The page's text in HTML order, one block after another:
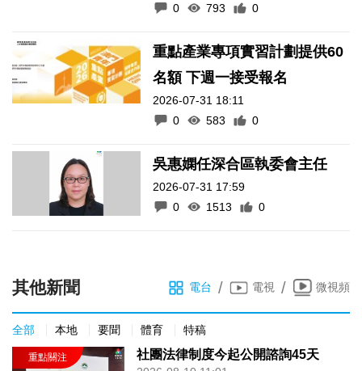
0
793 0
重點產業專項實習計劃提供60
名額 下週一接受報名
2026-07-31 18:11
0
583 0
吳惠嫻任深合區執委會主任
2026-07-31 17:59
0
1513 0
其他新聞 電台 / 電視 / 微視頻
全部 本地 要聞 體育 特稿
社團法律制度今起公開諮詢45天